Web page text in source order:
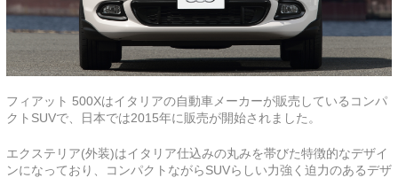
フィアット 500Xはイタリアの自動車メーカーが販売しているコンパ
クトSUVで、日本では2015年に販売が開始されました。
エクステリア(外装)はイタリア仕込みの丸みを帯びた特徴的なデザイ
ンになっており、コンパクトながらSUVらしい力強く迫力のあるデザ